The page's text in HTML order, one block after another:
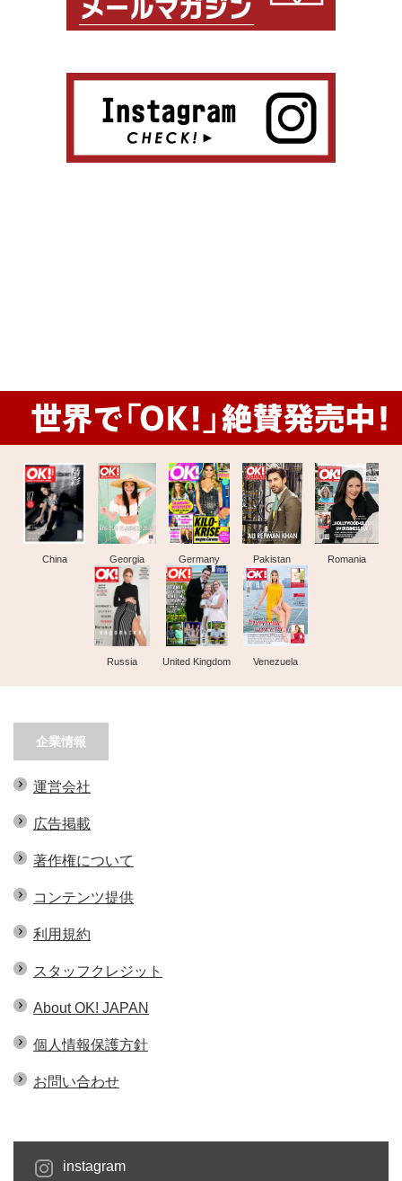
China Georgia Germany Pakistan Romania
Russia United Kingdom Venezuela
企業情報
運営会社
広告掲載
著作権について
コンテンツ提供
利用規約
スタッフクレジット
About OK! JAPAN
個人情報保護方針
お問い合わせ
instagram